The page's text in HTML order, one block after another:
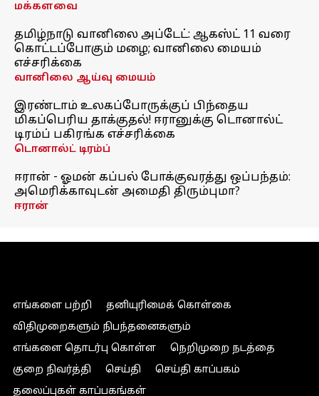
மக்களவை
தமிழ்நாடு வானிலை அப்டேட்: ஆகஸ்ட் 11 வரை
கொட்டப்போகும் மழை; வானிலை மையம்
எச்சரிக்கை
வானிலை ஆய்வு மையம்
இரண்டாம் உலகப்போருக்குப் பிந்தைய
மிகப்பெரிய தாக்குதல்! ஈரானுக்கு டொனால்ட்
டிரம்ப் பகிரங்க எச்சரிக்கை
டொனால்ட் டிரம்ப்
ஈரான் - ஓமன் கப்பல் போக்குவரத்து ஒப்பந்தம்:
அமெரிக்காவுடன் அமைதி திரும்புமா?
ஈரான்
எங்களை பற்றி
தனியுரிமைக் கொள்கை
விதிமுறைகளும் நிபந்தனைகளும்
எங்களை தொடர்பு கொள்ள
நெறிமுறை நடத்தை
குறை நிவர்த்தி
செய்தி
செய்தி காப்பகம்
தலைப்புகள் காப்பகங்கள்